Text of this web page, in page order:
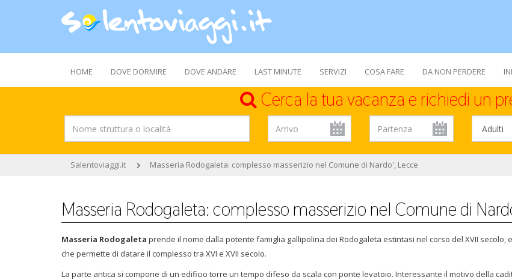
HOME DOVE DORMIRE DOVE ANDARE LAST MINUTE SERVIZI COSA FARE DA NON PERDERE
Cerca la tua vacanza e richiedi un
Salentoviaggi.it Masseria Rodogaleta: complesso masserizio nel Comune di Nardo', Lecce
Masseria Rodogaleta: complesso masserizio nel Comune di
Masseria Rodogaleta prende il nome dalla potente famiglia gallipolina dei Rodogaleta estintasi nel corso del XVII secolo,
che permette di datare il complesso tra XVI e XVII secolo.
La parte antica si compone di un edificio torre un tempo difeso da scala con ponte levatoio. Interessante il motivo della